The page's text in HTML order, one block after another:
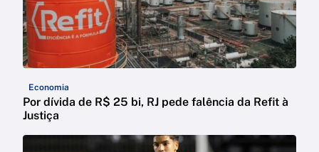
Economia
Por dívida de R$ 25 bi, RJ pede falência da Refit à
Justiça